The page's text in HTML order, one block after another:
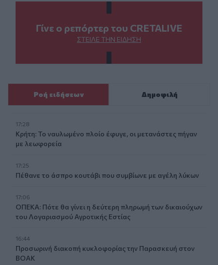
Γίνε ο ρεπόρτερ του CRETALIVE
ΣΤΕΊΛΕ ΤΗΝ ΕΊΔΗΣΗ
Ροή ειδήσεων Δημοφιλή
17:28
Κρήτη: Το ναυλωμένο πλοίο έφυγε, οι μετανάστες πήγαν
με λεωφορεία
17:25
Πέθανε το άσπρο κουτάβι που συμβίωνε με αγέλη λύκων
17:06
ΟΠΕΚΑ: Πότε θα γίνει η δεύτερη πληρωμή των δικαιούχων
του Λογαριασμού Αγροτικής Εστίας
16:44
Προσωρινή διακοπή κυκλοφορίας την Παρασκευή στον
ΒΟΑΚ